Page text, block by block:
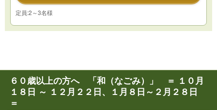
定員:2～3名様
６０歳以上の方へ 「和（なごみ）」 ＝ １０月
１８日 ～ １２月２２日、１月８日～２月２８日
＝